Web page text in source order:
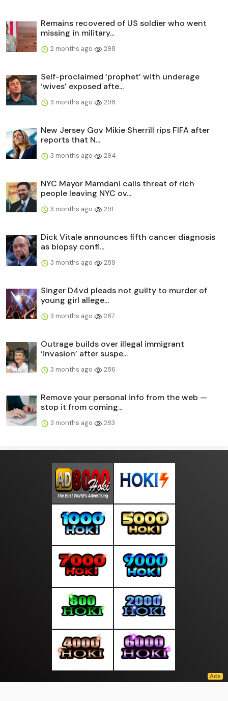
Remains recovered of US soldier who went
missing in military...
2 months ago 298
Self-proclaimed ‘prophet’ with underage
‘wives’ exposed afte...
3 months ago 298
New Jersey Gov Mikie Sherrill rips FIFA after
reports that N...
3 months ago 294
NYC Mayor Mamdani calls threat of rich
people leaving NYC ov...
3 months ago 291
Dick Vitale announces fifth cancer diagnosis
as biopsy confi...
3 months ago 289
Singer D4vd pleads not guilty to murder of
young girl allege...
3 months ago 287
Outrage builds over illegal immigrant
‘invasion’ after suspe...
3 months ago 286
Remove your personal info from the web —
stop it from coming...
3 months ago 283